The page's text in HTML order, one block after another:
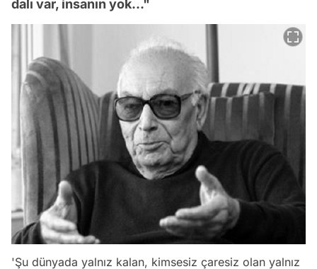
dalı var, insanın yok..."
'Şu dünyada yalnız kalan, kimsesiz çaresiz olan yalnız